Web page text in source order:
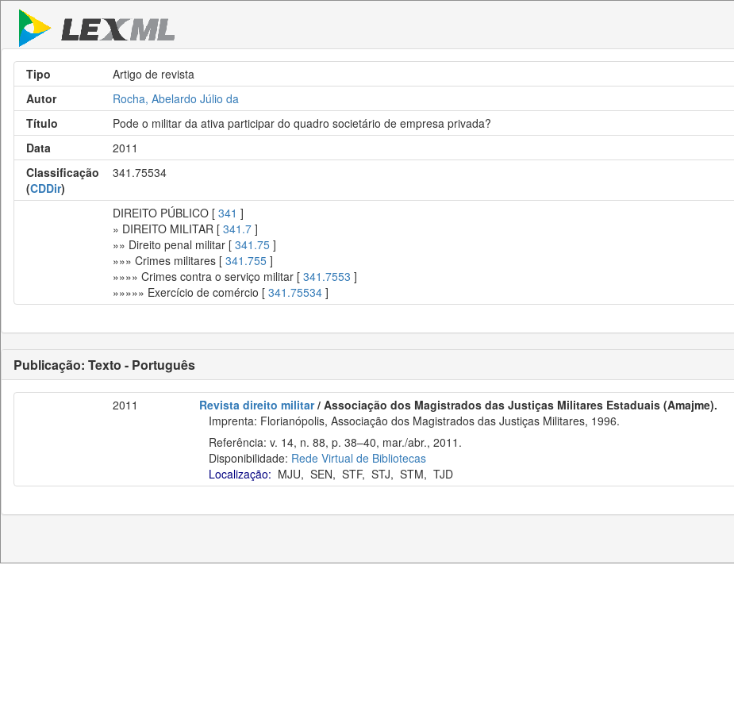
Tipo
Artigo de revista
Autor
Rocha, Abelardo Júlio da
Título
Pode o militar da ativa participar do quadro societário de empresa privada?
Data
2011
Classificação
(CDDir)
341.75534
DIREITO PÚBLICO [ 341 ]
» DIREITO MILITAR [ 341.7 ]
»» Direito penal militar [ 341.75 ]
»»» Crimes militares [ 341.755 ]
»»»» Crimes contra o serviço militar [ 341.7553 ]
»»»»» Exercício de comércio [ 341.75534 ]
Publicação: Texto - Português
2011 Revista direito militar/ Associação dos Magistrados das Justiças Militares Estaduais (Amajme).
Imprenta: Florianópolis, Associação dos Magistrados das Justiças Militares, 1996.
Referência: v. 14, n. 88, p. 38–40, mar./abr., 2011.
Disponibilidade: Rede Virtual de Bibliotecas
Localização: MJU, SEN, STF, STJ, STM, TJD